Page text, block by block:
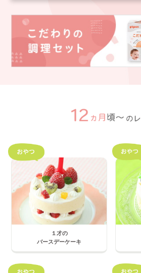
１才の
バースデーケーキ